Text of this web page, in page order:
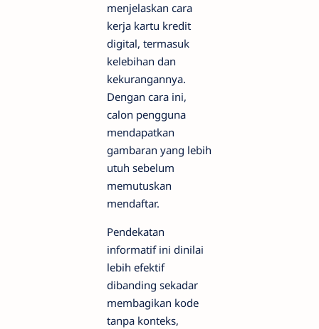
menjelaskan cara
kerja kartu kredit
digital, termasuk
kelebihan dan
kekurangannya.
Dengan cara ini,
calon pengguna
mendapatkan
gambaran yang lebih
utuh sebelum
memutuskan
mendaftar.
Pendekatan
informatif ini dinilai
lebih efektif
dibanding sekadar
membagikan kode
tanpa konteks,